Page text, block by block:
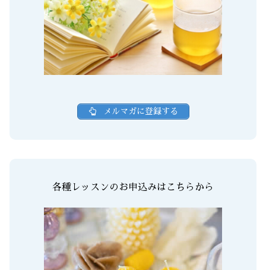
メルマガに登録する
各種レッスンのお申込みはこちらから